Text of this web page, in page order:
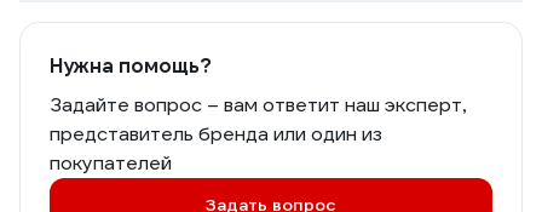
Нужна помощь?
Задайте вопрос – вам ответит наш эксперт,
представитель бренда или один из
покупателей
Задать вопрос